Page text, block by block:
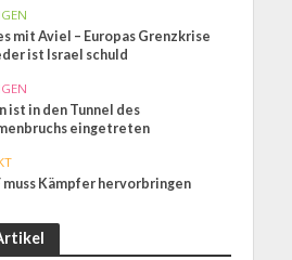
mit Aviel – Europas Grenzkrise
ist Israel schuld
ist in den Tunnel des
eingetreten
muss Kämpfer hervorbringen